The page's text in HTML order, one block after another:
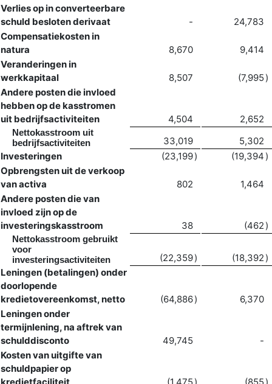
Verlies op in converteerbare
schuld besloten derivaat
-
24,783
Compensatiekosten in
natura
8,670
9,414
Veranderingen in
werkkapitaal
8,507 (7,995 )
Andere posten die invloed
hebben op de kasstromen
uit bedrijfsactiviteiten
4,504 2,652
Nettokasstroom uit
bedrijfsactiviteiten
33,019
5,302
Investeringen
(23,199) (19,394 )
Opbrengsten uit de verkoop
van activa
802
1,464
Andere posten die van
invloed zijn op de
investeringskasstroom
38 (462 )
Nettokasstroom gebruikt
voor
investeringsactiviteiten
(22,359) (18,392 )
Leningen (betalingen) onder
doorlopende
kredietovereenkomst, netto
(64,886)
6,370
Leningen onder
termijnlening, na aftrek van
schulddisconto
49,745
-
Kosten van uitgifte van
schuldpapier op